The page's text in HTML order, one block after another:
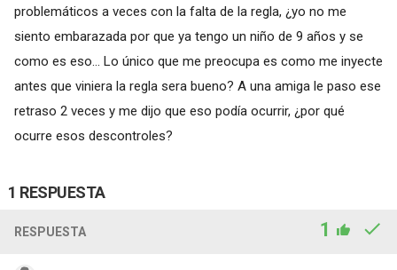
problemáticos a veces con la falta de la regla, ¿yo no me
siento embarazada por que ya tengo un niño de 9 años y se
como es eso... Lo único que me preocupa es como me inyecte
antes que viniera la regla sera bueno? A una amiga le paso ese
retraso 2 veces y me dijo que eso podía ocurrir, ¿por qué
ocurre esos descontroles?
1 RESPUESTA
RESPUESTA 1